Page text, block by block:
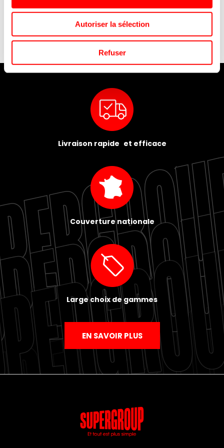
Autoriser la sélection
Refuser
68G/12
Livraison rapide et efficace
Couverture nationale
Large choix de gammes
EN SAVOIR PLUS